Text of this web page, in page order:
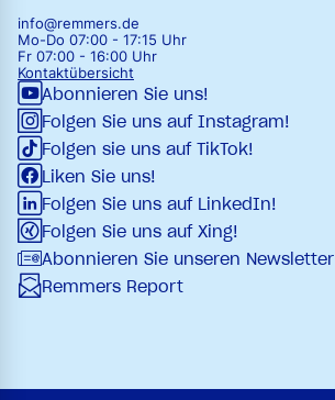
info@remmers.de
Mo-Do 07:00 - 17:15 Uhr
Fr 07:00 - 16:00 Uhr
Kontaktübersicht
Abonnieren Sie uns!
Folgen Sie uns auf Instagram!
Folgen sie uns auf TikTok!
Liken Sie uns!
Folgen Sie uns auf LinkedIn!
Folgen Sie uns auf Xing!
Abonnieren Sie unseren Newsletter
Remmers Report